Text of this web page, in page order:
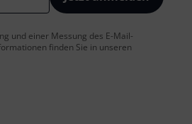
und einer Messung des E-Mail-
finden Sie in unseren